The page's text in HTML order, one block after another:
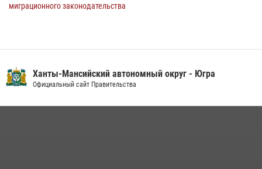
миграционного законодательства
16 июля 2026, 04:54 4
Ханты-Мансийский автономный округ - Югра
Официальный сайт Правительства